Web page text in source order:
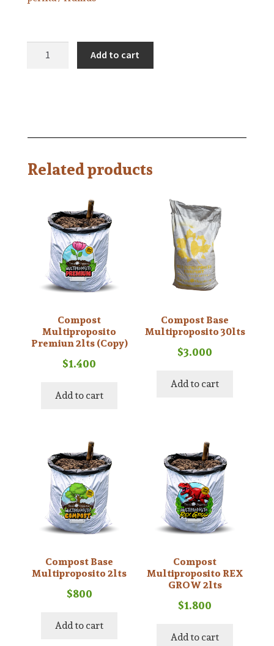
Add to cart
Related products
Compost
Multiproposito
Premiun 2lts (Copy)
$1.400
Add to cart
Compost Base
Multiproposito 30lts
$3.000
Add to cart
Compost Base
Multiproposito 2lts
$800
Add to cart
Compost
Multiproposito REX
GROW 2lts
$1.800
Add to cart